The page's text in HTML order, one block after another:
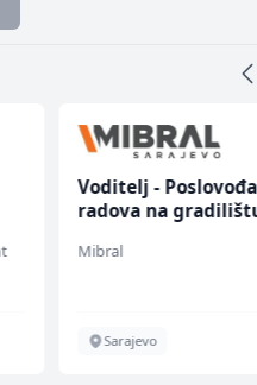
Voditelj - Poslovođa
radova na
Mibral
Sarajevo